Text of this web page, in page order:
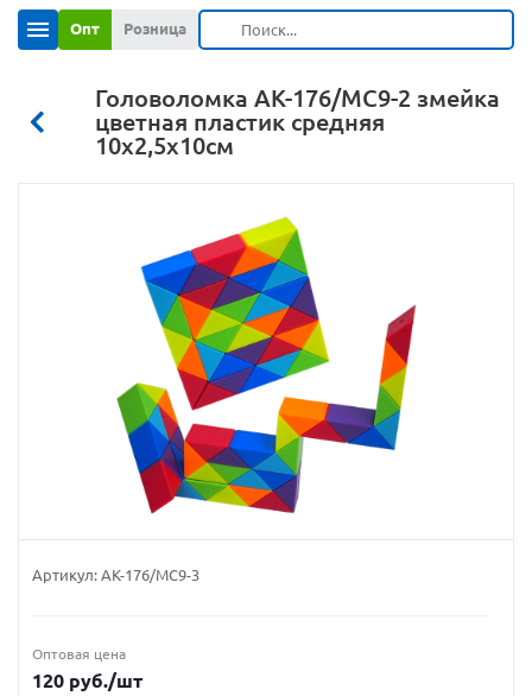
Опт Розница
Головоломка АК-176/МС9-2 змейка
цветная пластик средняя
10х2,5х10см
Артикул: АК-176/МС9-3
Оптовая цена
120 руб./шт